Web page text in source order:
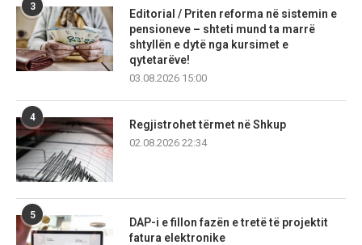
3
Editorial / Priten reforma në sistemin e
pensioneve – shteti mund ta marrë
shtyllën e dytë nga kursimet e
qytetarëve!
03.08.2026 15:00
4
Regjistrohet tërmet në Shkup
02.08.2026 22:34
5
DAP-i e fillon fazën e tretë të projektit
fatura elektronike